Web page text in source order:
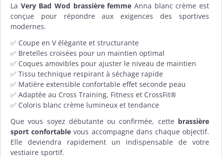
La Very Bad Wod brassière femme Anna blanc crème est
conçue pour répondre aux exigences des sportives
modernes.
✅ Coupe en V élégante et structurante
✅ Bretelles croisées pour un maintien optimal
✅ Coques amovibles pour ajuster le niveau de maintien
✅ Tissu technique respirant à séchage rapide
✅ Matière extensible confortable effet seconde peau
✅ Adaptée au Cross Training, Fitness et CrossFit®
✅ Coloris blanc crème lumineux et tendance
Que vous soyez débutante ou confirmée, cette brassière
sport confortable vous accompagne dans chaque objectif.
Elle deviendra rapidement un indispensable de votre
vestiaire sportif.